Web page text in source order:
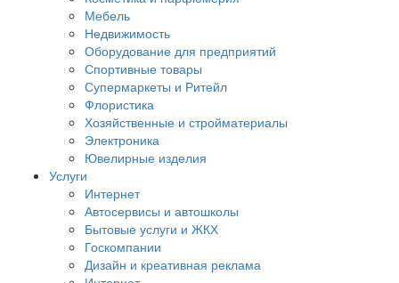
Мебель
Недвижимость
Оборудование для предприятий
Спортивные товары
Супермаркеты и Ритейл
Флористика
Хозяйственные и стройматериалы
Электроника
Ювелирные изделия
Услуги
Интернет
Автосервисы и автошколы
Бытовые услуги и ЖКХ
Госкомпании
Дизайн и креативная реклама